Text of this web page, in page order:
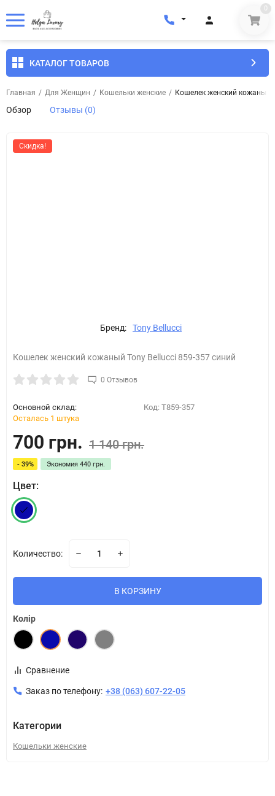
0
КАТАЛОГ ТОВАРОВ
Главная / Для Женщин / Кошельки женские / Кошелек женский кожаный
Обзор Отзывы (0)
Скидка!
Бренд: Tony Bellucci
Кошелек женский кожаный Tony Bellucci 859-357 синий
0 Отзывов
Основной склад:
Осталась 1 штука
Код: T859-357
700 грн. 1 140 грн.
- 39% Экономия 440 грн.
Цвет:
Количество:
В КОРЗИНУ
Колір
Сравнение
Заказ по телефону: +38 (063) 607-22-05
Категории
Кошельки женские